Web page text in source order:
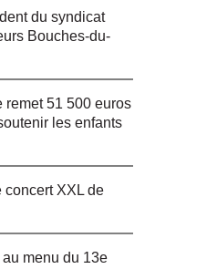
du syndicat
Bouches-du-
remet 51 500 euros
les enfants
concert XXL de
menu du 13e